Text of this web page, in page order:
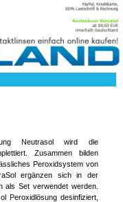
Neutrasol wird die
Zusammen bilden
Peroxidsystem von
ergänzen sich in der
als Set verwendet werden.
Peroxidlösung desinfiziert,